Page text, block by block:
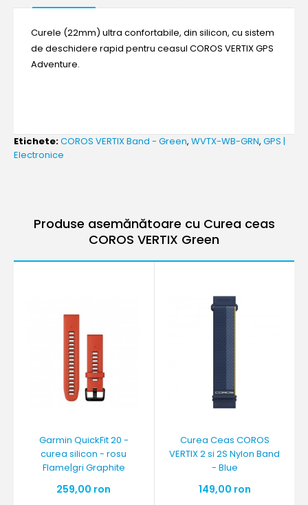
Curele (22mm) ultra confortabile, din silicon, cu sistem
de deschidere rapid pentru ceasul COROS VERTIX GPS
Adventure.
Etichete:COROS VERTIX Band - Green, WVTX-WB-GRN, GPS |
Electronice
Produse asemănătoare cu Curea ceas
COROS VERTIX Green
Garmin QuickFit 20 -
curea silicon - rosu
Flame|gri Graphite
259,00 ron
Curea Ceas COROS
VERTIX 2 si 2S Nylon Band
- Blue
149,00 ron